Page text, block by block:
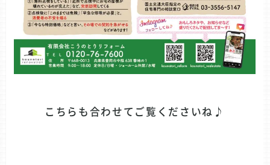
こちらも合わせてご覧くださいね♪